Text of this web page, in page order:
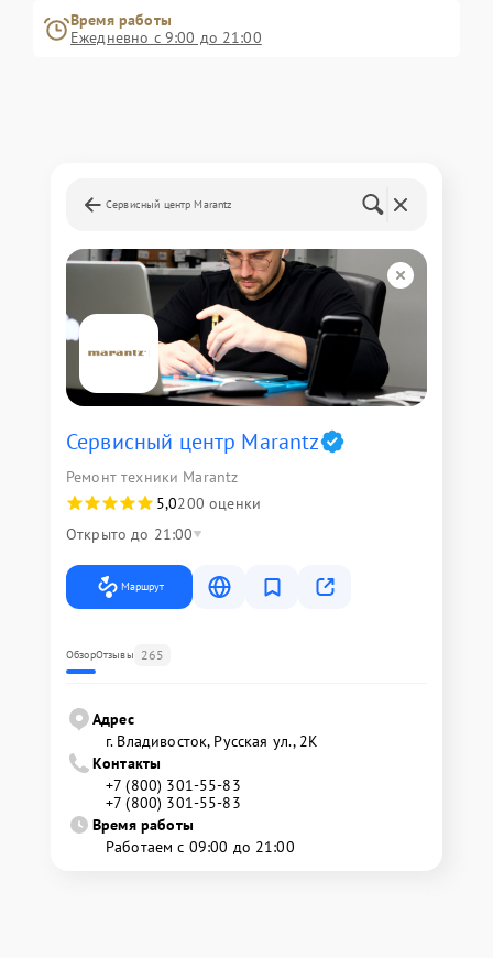
Время работы
Ежедневно с 9:00 до 21:00
Сервисный центр Marantz
Сервисный центр Marantz
Ремонт техники Marantz
5,0200 оценки
Открыто до 21:00
Маршрут
ОбзорОтзывы 265
Адрес
г. Владивосток, Русская ул., 2К
Контакты
+7 (800) 301-55-83
+7 (800) 301-55-83
Время работы
Работаем с 09:00 до 21:00